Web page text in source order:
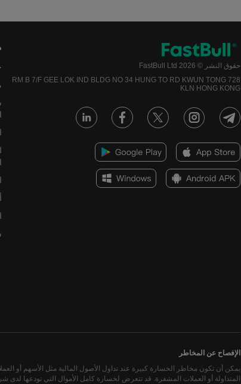
حقوق النشر © 2026 FastBull Ltd
728 RM B 7/F GEE LOK IND BLDG NO 34 HUNG TO RD KWUN TONG
KLN HONG KONG
الإفصاح عن المخاطر
يمكن أن تكون مخاطر الخسارة كبيرة عند تداول الأصول المالية مثل الأسهم أو
المتداولة أو العملات المشفرة. قد تتعرض لخسارة كامل الأموال التي تودعها لدى